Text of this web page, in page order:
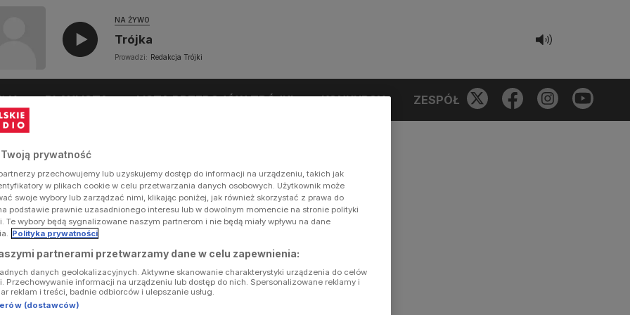
NA ŻYWO
Trójka
Prowadzi: Redakcja Trójki
PLAYLISTA LISTA PRZEBOJÓW TRÓJKI KONKURSY ZESPÓŁ
Twoją prywatność
przechowujemy lub uzyskujemy dostęp do informacji na urządzeniu, takich jak
w plikach cookie w celu przetwarzania danych osobowych. Użytkownik może
swoje wybory lub zarządzać nimi, klikając poniżej, jak również skorzystać z prawa do
podstawie prawnie uzasadnionego interesu lub w dowolnym momencie na stronie polityki
Te wybory będą sygnalizowane naszym partnerom i nie będą miały wpływu na dane
Polityka prywatności
partnerami przetwarzamy dane w celu zapewnienia:
danych geolokalizacyjnych. Aktywne skanowanie charakterystyki urządzenia do celów
Przechowywanie informacji na urządzeniu lub dostęp do nich. Spersonalizowane reklamy i
reklam i treści, badnie odbiorców i ulepszanie usług.
(dostawców)